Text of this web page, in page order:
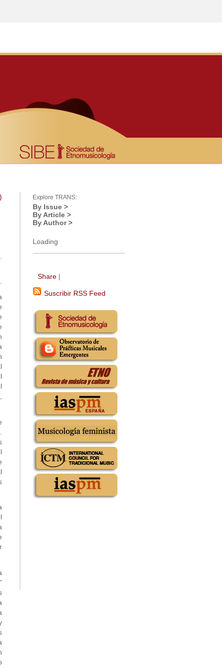
Explore TRANS:
By Issue >
By Article >
By Author >
Loading
Share |
Suscribir RSS Feed